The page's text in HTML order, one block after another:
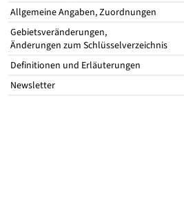
Allgemeine Angaben, Zuordnungen
Gebietsveränderungen,
Änderungen zum Schlüsselverzeichnis
Definitionen und Erläuterungen
Newsletter